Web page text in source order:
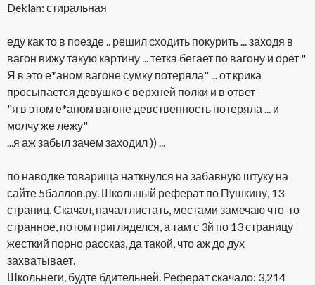
Deklan: стиральная
еду как то в поезде .. решил сходить покурить ... заходя в
вагон вижу такую картину ... тетка бегает по вагону и орет "
Я в это е*аном вагоне сумку потеряла" ... от крика
просыпается девушко с верхней полки и в ответ
"я в этом е*аном вагоне девственность потеряла ... и
молчу же лежу"
...я аж забыл зачем заходил )) ...
по наводке товарища наткнулся на забавную штуку на
сайте 5баллов.ру. Школьный реферат по Пушкину, 13
страниц. Скачал, начал листать, местами замечаю что-то
странное, потом пригляделся, а там с 3й по 13 страницу
жесткий порно рассказ, да такой, что аж до дух
захватывает.
Школьнеги, будте бдительней. Реферат скачало: 3,214